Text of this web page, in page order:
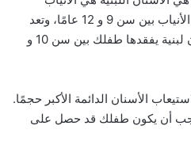
والأضراس الثانية. عادةً ما تُفقد الأنياب بين سن 9 و 12 عامًا، وتعد
الأضراس الخلفية هي آخر أسنان لبنية يفقدها طفلك بين سن 10 و
الأسنان الدائمة الأكبر حجمًا.
أن يبلغ طفلك سن 13، يجب أن يكون طفلك قد حصل على